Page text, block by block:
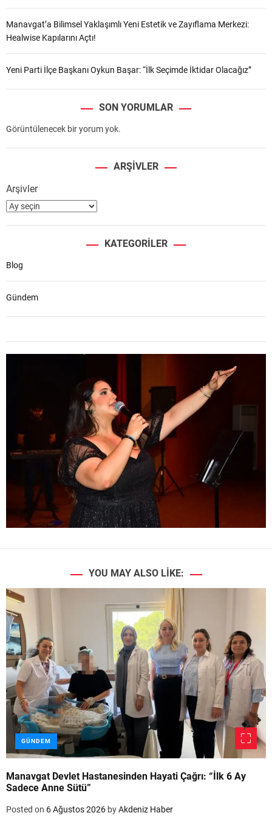
Manavgat’a Bilimsel Yaklaşımlı Yeni Estetik ve Zayıflama Merkezi:
Healwise Kapılarını Açtı!
Yeni Parti İlçe Başkanı Oykun Başar: “İlk Seçimde İktidar Olacağız”
SON YORUMLAR
Görüntülenecek bir yorum yok.
ARŞIVLER
Arşivler
KATEGORILER
Blog
Gündem
YOU MAY ALSO LIKE:
GÜNDEM
Manavgat Devlet Hastanesinden Hayati Çağrı: “İlk 6 Ay
Sadece Anne Sütü”
Posted on 6 Ağustos 2026 byAkdeniz Haber